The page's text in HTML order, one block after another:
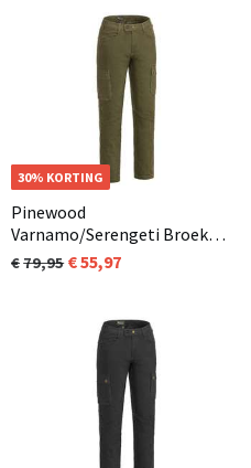
OP=OP
30% KORTING
Pinewood
Varnamo/Serengeti Broek
Dames Mosgroen (135)
79,95 55,97